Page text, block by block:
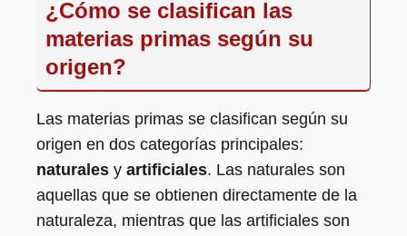
¿Cómo se clasifican las
materias primas según su
origen?
Las materias primas se clasifican según su
origen en dos categorías principales:
naturales y artificiales. Las naturales son
aquellas que se obtienen directamente de la
naturaleza, mientras que las artificiales son